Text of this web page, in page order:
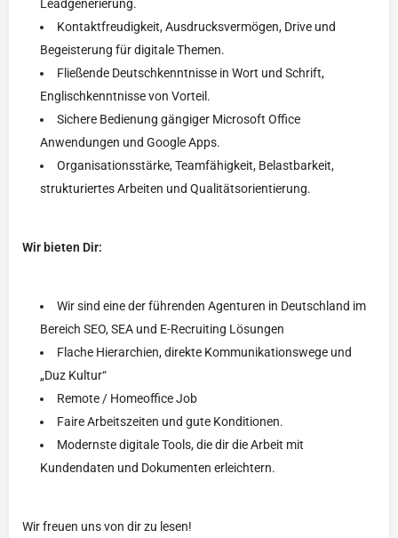
Leadgenerierung.
Kontaktfreudigkeit, Ausdrucksvermögen, Drive und
Begeisterung für digitale Themen.
Fließende Deutschkenntnisse in Wort und Schrift,
Englischkenntnisse von Vorteil.
Sichere Bedienung gängiger Microsoft Office
Anwendungen und Google Apps.
Organisationsstärke, Teamfähigkeit, Belastbarkeit,
strukturiertes Arbeiten und Qualitätsorientierung.
Wir bieten Dir:
Wir sind eine der führenden Agenturen in Deutschland im
Bereich SEO, SEA und E-Recruiting Lösungen
Flache Hierarchien, direkte Kommunikationswege und
„Duz Kultur“
Remote / Homeoffice Job
Faire Arbeitszeiten und gute Konditionen.
Modernste digitale Tools, die dir die Arbeit mit
Kundendaten und Dokumenten erleichtern.
Wir freuen uns von dir zu lesen!